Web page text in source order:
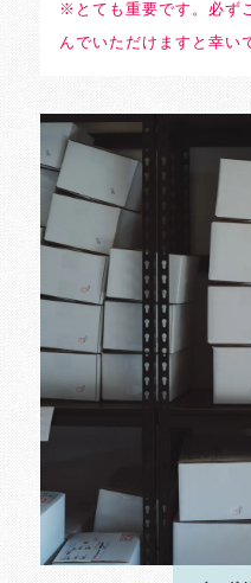
※とても重要です。必ず
んでいただけますと幸い